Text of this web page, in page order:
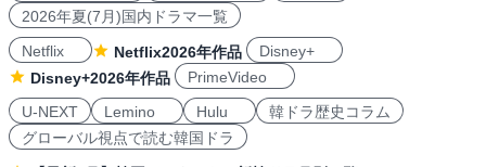
2026年夏(7月)国内ドラマ一覧
Netflix
Netflix2026年作品
Disney+
Disney+2026年作品
PrimeVideo
U-NEXT
Lemino Hulu
韓ドラ歴史コラム
グローバル視点で読む韓国ドラ